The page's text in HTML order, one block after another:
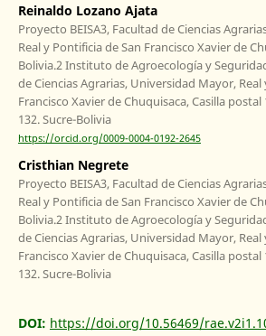
Reinaldo Lozano Ajata
Proyecto BEISA3, Facultad de Ciencias
Real y Pontificia de San Francisco Xavier de
Bolivia.2 Instituto de Agroecología y
de Ciencias Agrarias, Universidad Mayor, Real
Francisco Xavier de Chuquisaca, Casilla postal
132. Sucre-Bolivia
https://orcid.org/0009-0004-0192-2645
Cristhian Negrete
Proyecto BEISA3, Facultad de Ciencias
Real y Pontificia de San Francisco Xavier de
Bolivia.2 Instituto de Agroecología y
de Ciencias Agrarias, Universidad Mayor, Real
Francisco Xavier de Chuquisaca, Casilla postal
132. Sucre-Bolivia
DOI: https://doi.org/10.56469/